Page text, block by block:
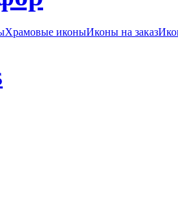
Храмовые иконыИконы на заказ